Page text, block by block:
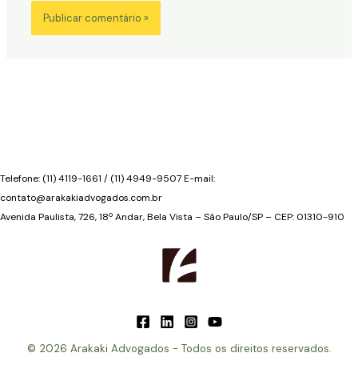
Telefone: (11) 4119-1661 / (11) 4949-9507 E-mail:
contato@arakakiadvogados.com.br
Avenida Paulista, 726, 18º Andar, Bela Vista – São Paulo/SP – CEP: 01310-910
© 2026 Arakaki Advogados - Todos os direitos reservados.